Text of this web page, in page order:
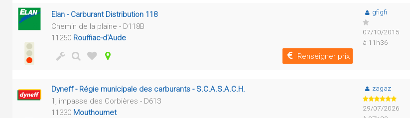
Elan - Carburant Distribution 118
Chemin de la plaine - D118B
11250 Rouffiac-d'Aude
Renseigner prix
gfigfi
07/10/2015
à 11h36
Dyneff - Régie municipale des carburants - S.C.A.S.A.C.H.
1, impasse des Corbières - D613
11330 Mouthoumet
zagaz
29/07/2026